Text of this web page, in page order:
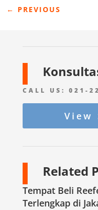
← PREVIOUS
CALL US: 021-
View
Related
Tempat Beli
Terlengkap di